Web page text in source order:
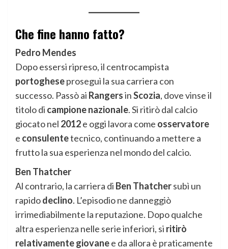
Che fine hanno fatto?
Pedro Mendes
Dopo essersi ripreso, il centrocampista
portogheseproseguì la sua carriera con
successo. Passò ai RangersinScozia, dove vinse il
titolo di campione nazionale. Si ritirò dal calcio
giocato nel 2012e oggi lavora come osservatore
e consulentetecnico, continuando a mettere a
frutto la sua esperienza nel mondo del calcio.
Ben Thatcher
Al contrario, la carriera di Ben Thatchersubì un
rapidodeclino. L’episodio ne danneggiò
irrimediabilmente la reputazione. Dopo qualche
altra esperienza nelle serie inferiori, si ritirò
relativamente giovanee da allora è praticamente